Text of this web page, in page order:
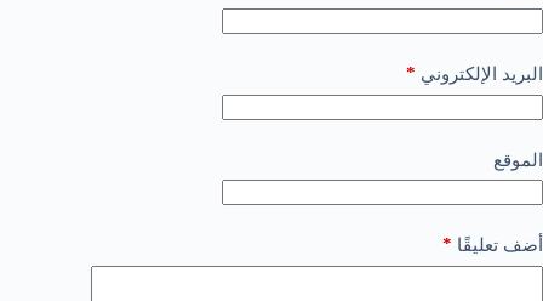
البريد الإلكتروني *
الموقع
أضف تعليقًا *